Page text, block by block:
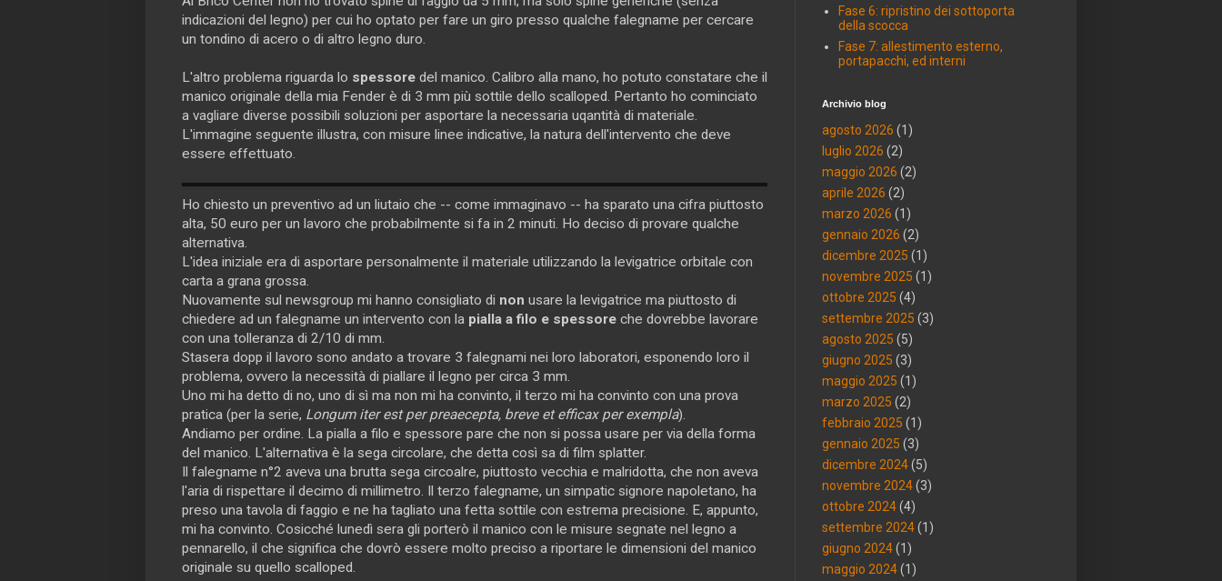
indicazioni del legno) per cui ho optato per fare un giro presso qualche falegname per cercare
un tondino di acero o di altro legno duro.
L'altro problema riguarda lo spessore del manico. Calibro alla mano, ho potuto constatare che il
manico originale della mia Fender è di 3 mm più sottile dello scalloped. Pertanto ho cominciato
a vagliare diverse possibili soluzioni per asportare la necessaria uqantità di materiale.
L'immagine seguente illustra, con misure linee indicative, la natura dell'intervento che deve
essere effettuato.
Ho chiesto un preventivo ad un liutaio che -- come immaginavo -- ha sparato una cifra piuttosto
alta, 50 euro per un lavoro che probabilmente si fa in 2 minuti. Ho deciso di provare qualche
alternativa.
L'idea iniziale era di asportare personalmente il materiale utilizzando la levigatrice orbitale con
carta a grana grossa.
Nuovamente sul newsgroup mi hanno consigliato di non usare la levigatrice ma piuttosto di
chiedere ad un falegname un intervento con la pialla a filo e spessore che dovrebbe lavorare
con una tolleranza di 2/10 di mm.
Stasera dopp il lavoro sono andato a trovare 3 falegnami nei loro laboratori, esponendo loro il
problema, ovvero la necessità di piallare il legno per circa 3 mm.
Uno mi ha detto di no, uno di sì ma non mi ha convinto, il terzo mi ha convinto con una prova
pratica (per la serie, Longum iter est per preaecepta, breve et efficax per exempla).
Andiamo per ordine. La pialla a filo e spessore pare che non si possa usare per via della forma
del manico. L'alternativa è la sega circolare, che detta così sa di film splatter.
Il falegname n°2 aveva una brutta sega circoalre, piuttosto vecchia e malridotta, che non aveva
l'aria di rispettare il decimo di millimetro. Il terzo falegname, un simpatic signore napoletano, ha
preso una tavola di faggio e ne ha tagliato una fetta sottile con estrema precisione. E, appunto,
mi ha convinto. Cosicché lunedì sera gli porterò il manico con le misure segnate nel legno a
pennarello, il che significa che dovrò essere molto preciso a riportare le dimensioni del manico
originale su quello scalloped.
Fase 6: ripristino dei sottoporta
della scocca
Fase 7: allestimento esterno,
portapacchi, ed interni
Archivio blog
agosto 2026 (1)
luglio 2026 (2)
maggio 2026 (2)
aprile 2026 (2)
marzo 2026 (1)
gennaio 2026 (2)
dicembre 2025 (1)
novembre 2025 (1)
ottobre 2025 (4)
settembre 2025 (3)
agosto 2025 (5)
giugno 2025 (3)
maggio 2025 (1)
marzo 2025 (2)
febbraio 2025 (1)
gennaio 2025 (3)
dicembre 2024(5)
novembre 2024(3)
ottobre 2024(4)
settembre 2024(1)
giugno 2024(1)
maggio 2024(1)